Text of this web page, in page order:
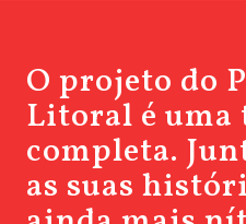
O projeto do
Litoral é uma
completa.
as suas